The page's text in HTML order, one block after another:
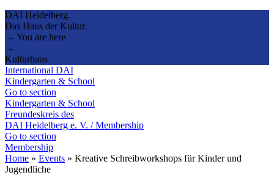
DAI Heidelberg.
Das Haus der Kultur.
→ You are here
→
Kulturhaus
International DAI
Kindergarten & School
Go to section
Kindergarten & School
Freundeskreis des
DAI Heidelberg e. V. / Membership
Go to section
Membership
Home » Events » Kreative Schreibworkshops für Kinder und
Jugendliche